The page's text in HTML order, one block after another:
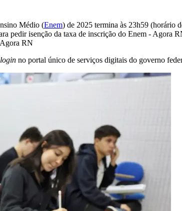
Médio (Enem) de 2025 termina às 23h59 (horário
login no portal único de serviços digitais do governo